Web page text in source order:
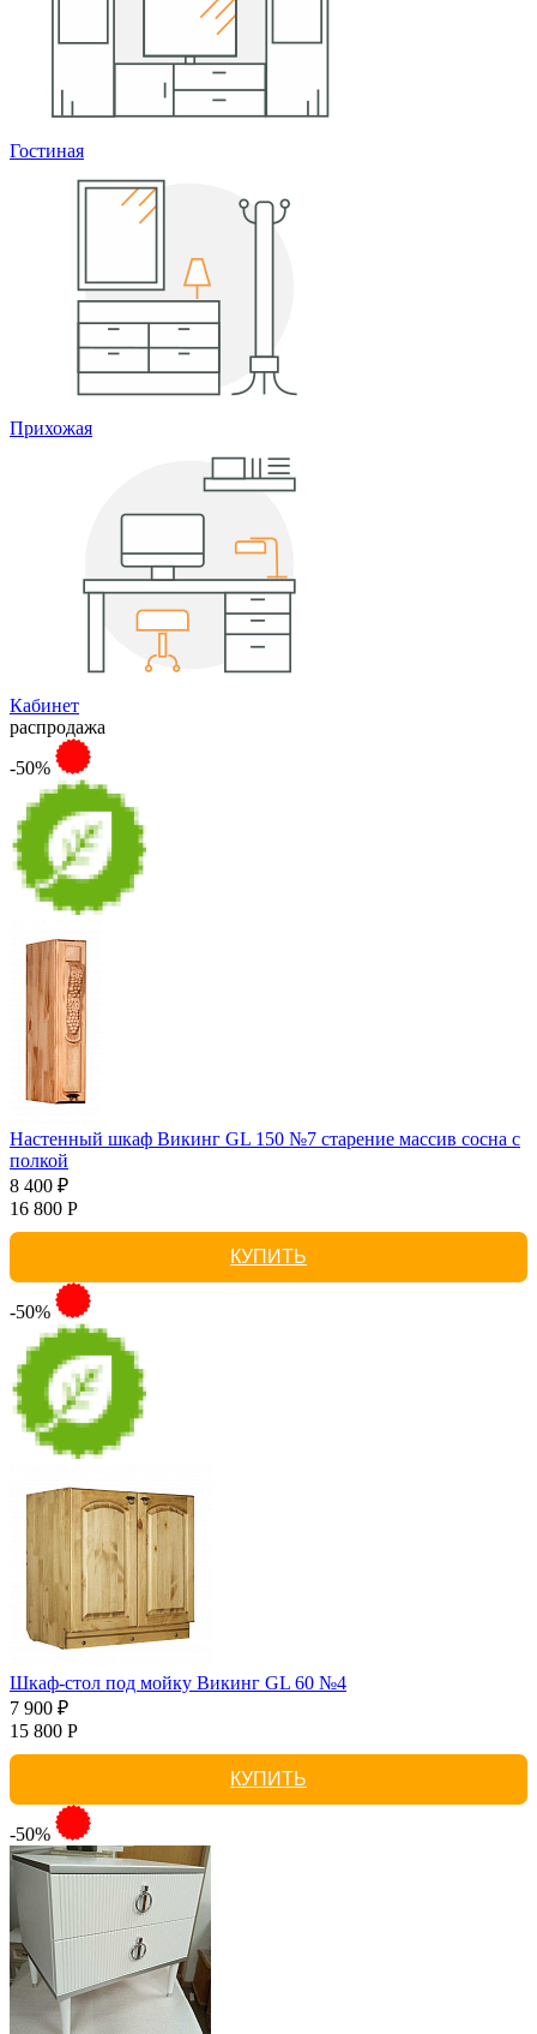
Гостиная
Прихожая
Кабинет
распродажа
-50%
Настенный шкаф Викинг GL 150 №7 старение массив сосна с
полкой
8 400 ₽
16 800 Р
КУПИТЬ
-50%
Шкаф-стол под мойку Викинг GL 60 №4
7 900 ₽
15 800 Р
КУПИТЬ
-50%